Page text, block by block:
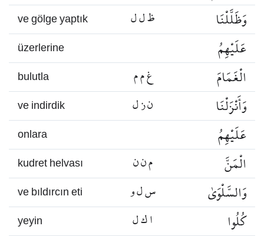
ve gölge yaptık ظ ل ل وَظَلَّلْنَا
üzerlerine عَلَيْهِمُ
bulutla غ م م الْغَمَامَ
ve indirdik ن ز ل وَأَنْزَلْنَا
onlara عَلَيْهِمُ
kudret helvası م ن ن الْمَنَّ
ve bıldırcın eti س ل و وَالسَّلْوَىٰ
yeyin ا ك ل كُلُوا